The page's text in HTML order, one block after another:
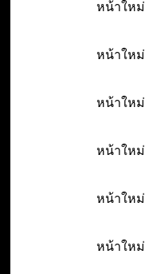
หน้าใหม่
หน้าใหม่
หน้าใหม่
หน้าใหม่
หน้าใหม่
หน้าใหม่